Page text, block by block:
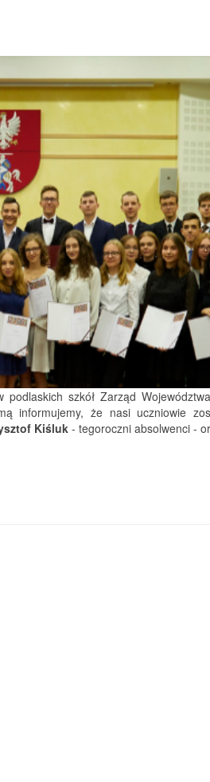
szkół Zarząd
informujemy, że nasi uczniowie
Kiśluk- tegoroczni absolwenci -